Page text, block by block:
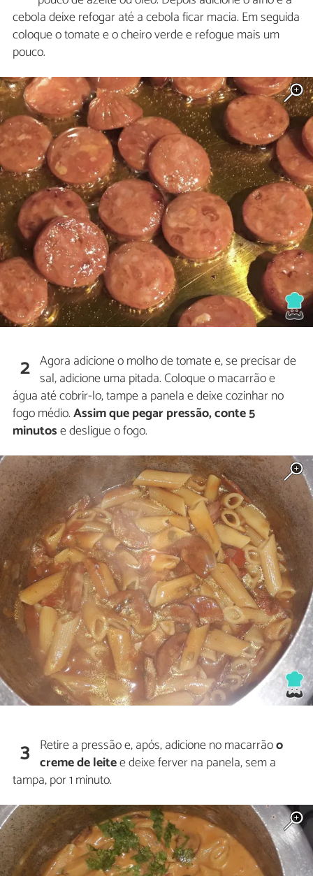
cebola deixe refogar até a cebola ficar macia. Em seguida
coloque o tomate e o cheiro verde e refogue mais um
pouco.
2 Agora adicione o molho de tomate e, se precisar de
sal, adicione uma pitada. Coloque o macarrão e
água até cobrir-lo, tampe a panela e deixe cozinhar no
fogo médio.Assim que pegar pressão, conte 5
minutose desligue o fogo.
3 Retire a pressão e, após, adicione no macarrãoo
creme de leitee deixe ferver na panela, sem a
tampa, por 1 minuto.